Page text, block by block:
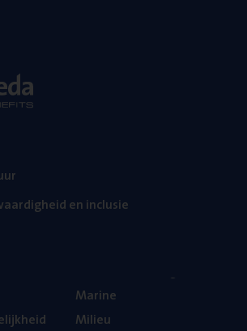
en inclusie
Mari­ne
Mili­eu